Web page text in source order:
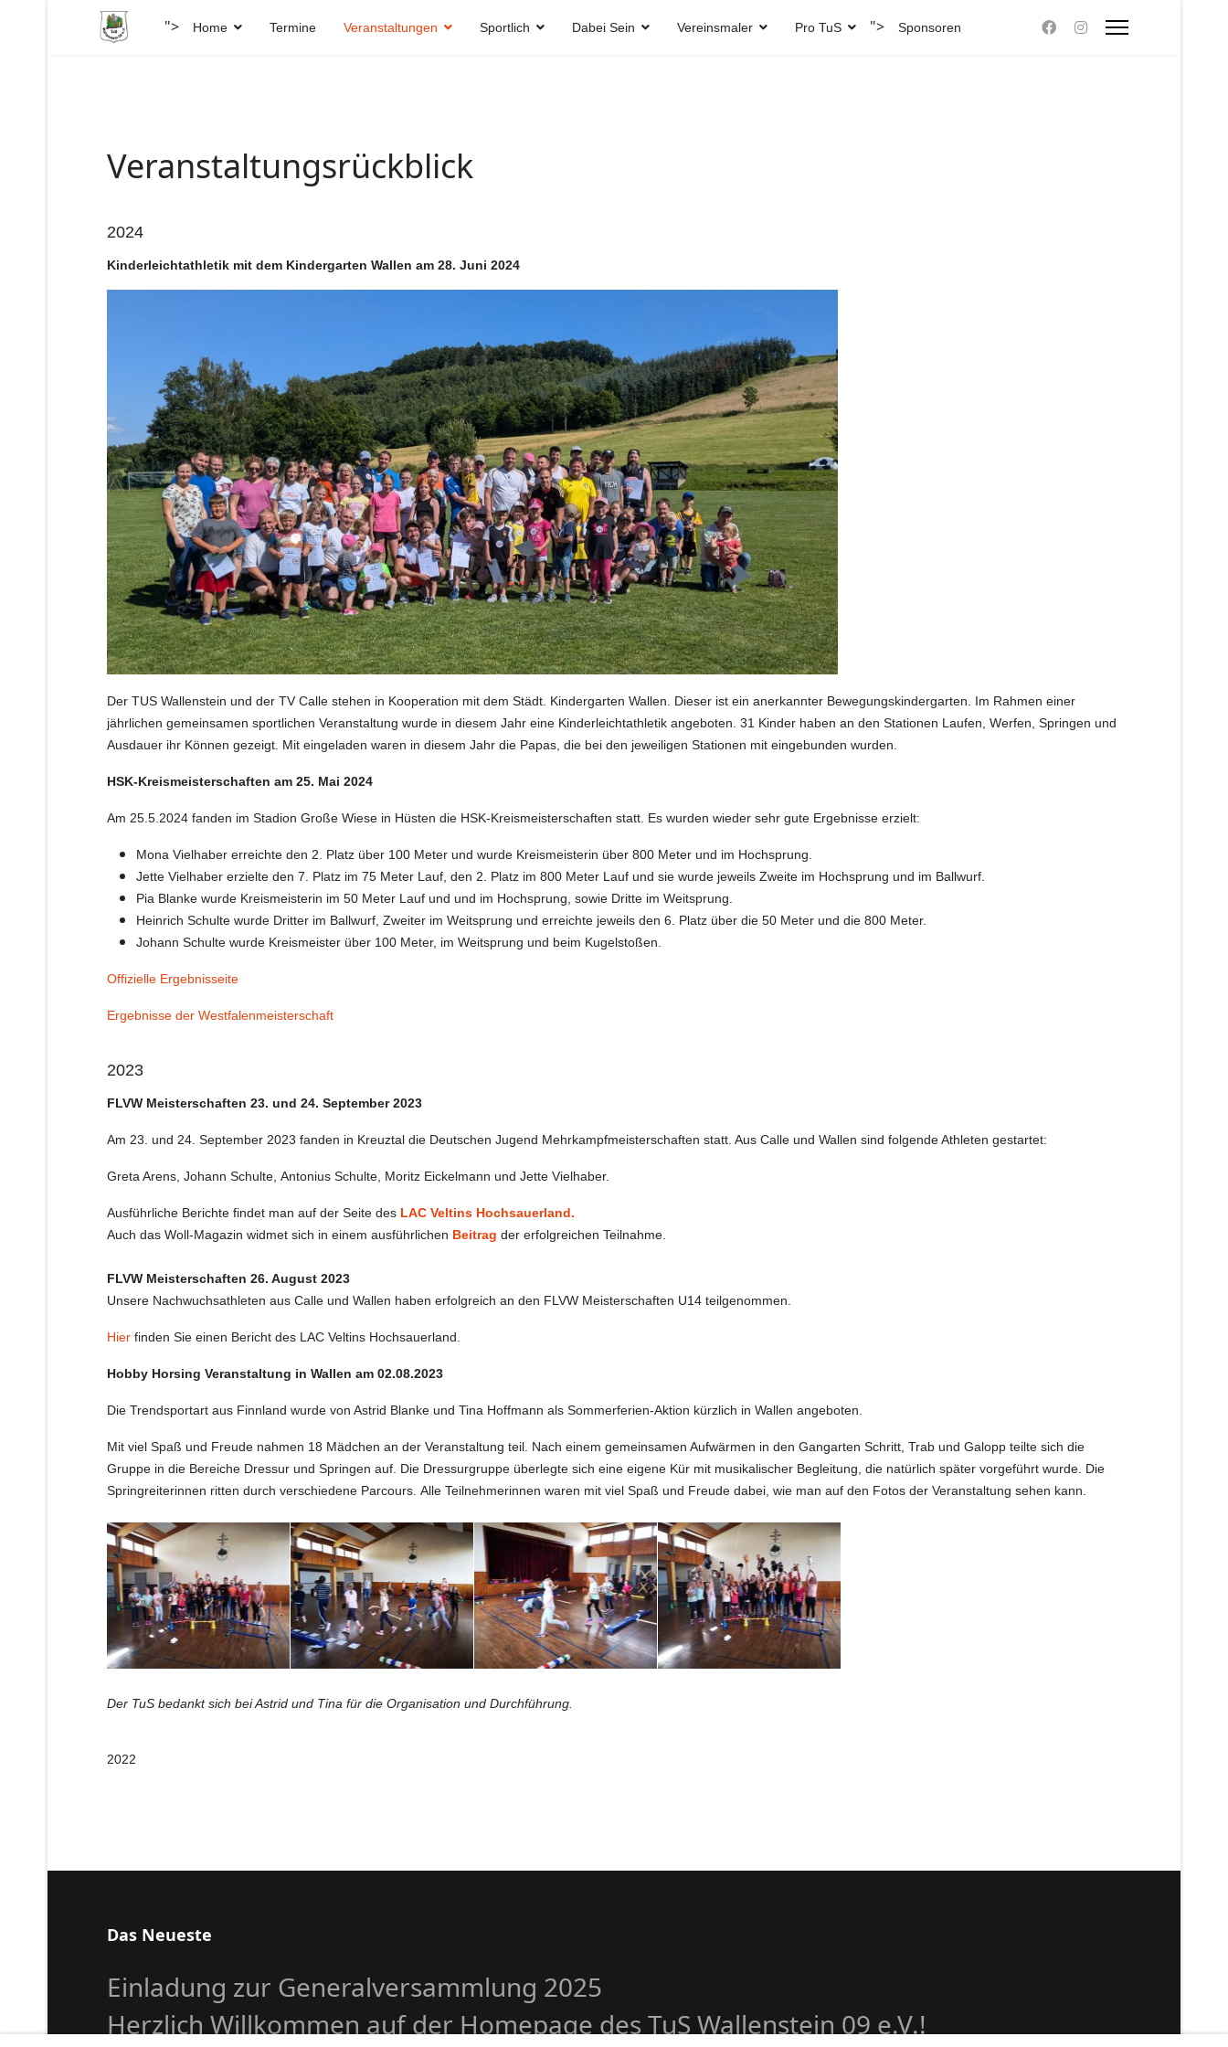
"> Home Termine Veranstaltungen Sportlich Dabei Sein Vereinsmaler Pro TuS "> Sponsoren
Veranstaltungsrückblick
2024
Kinderleichtathletik mit dem Kindergarten Wallen am 28. Juni 2024
Der TUS Wallenstein und der TV Calle stehen in Kooperation mit dem Städt. Kindergarten Wallen. Dieser ist ein anerkannter Bewegungskindergarten. Im Rahmen einer
jährlichen gemeinsamen sportlichen Veranstaltung wurde in diesem Jahr eine Kinderleichtathletik angeboten. 31 Kinder haben an den Stationen Laufen, Werfen, Springen und
Ausdauer ihr Können gezeigt. Mit eingeladen waren in diesem Jahr die Papas, die bei den jeweiligen Stationen mit eingebunden wurden.
HSK-Kreismeisterschaften am 25. Mai 2024
Am 25.5.2024 fanden im Stadion Große Wiese in Hüsten die HSK-Kreismeisterschaften statt. Es wurden wieder sehr gute Ergebnisse erzielt:
Mona Vielhaber erreichte den 2. Platz über 100 Meter und wurde Kreismeisterin über 800 Meter und im Hochsprung.
Jette Vielhaber erzielte den 7. Platz im 75 Meter Lauf, den 2. Platz im 800 Meter Lauf und sie wurde jeweils Zweite im Hochsprung und im Ballwurf.
Pia Blanke wurde Kreismeisterin im 50 Meter Lauf und und im Hochsprung, sowie Dritte im Weitsprung.
Heinrich Schulte wurde Dritter im Ballwurf, Zweiter im Weitsprung und erreichte jeweils den 6. Platz über die 50 Meter und die 800 Meter.
Johann Schulte wurde Kreismeister über 100 Meter, im Weitsprung und beim Kugelstoßen.
Offizielle Ergebnisseite
Ergebnisse der Westfalenmeisterschaft
2023
FLVW Meisterschaften 23. und 24. September 2023
Am 23. und 24. September 2023 fanden in Kreuztal die Deutschen Jugend Mehrkampfmeisterschaften statt. Aus Calle und Wallen sind folgende Athleten gestartet:
Greta Arens, Johann Schulte, Antonius Schulte, Moritz Eickelmann und Jette Vielhaber.
Ausführliche Berichte findet man auf der Seite des LAC Veltins Hochsauerland.
Auch das Woll-Magazin widmet sich in einem ausführlichen Beitrag der erfolgreichen Teilnahme.
FLVW Meisterschaften 26. August 2023
Unsere Nachwuchsathleten aus Calle und Wallen haben erfolgreich an den FLVW Meisterschaften U14 teilgenommen.
Hier finden Sie einen Bericht des LAC Veltins Hochsauerland.
Hobby Horsing Veranstaltung in Wallen am 02.08.2023
Die Trendsportart aus Finnland wurde von Astrid Blanke und Tina Hoffmann als Sommerferien-Aktion kürzlich in Wallen angeboten.
Mit viel Spaß und Freude nahmen 18 Mädchen an der Veranstaltung teil. Nach einem gemeinsamen Aufwärmen in den Gangarten Schritt, Trab und Galopp teilte sich die
Gruppe in die Bereiche Dressur und Springen auf. Die Dressurgruppe überlegte sich eine eigene Kür mit musikalischer Begleitung, die natürlich später vorgeführt wurde. Die
Springreiterinnen ritten durch verschiedene Parcours. Alle Teilnehmerinnen waren mit viel Spaß und Freude dabei, wie man auf den Fotos der Veranstaltung sehen kann.
Der TuS bedankt sich bei Astrid und Tina für die Organisation und Durchführung.
2022
Das Neueste
Einladung zur Generalversammlung 2025
Herzlich Willkommen auf der Homepage des TuS Wallenstein 09 e.V.!